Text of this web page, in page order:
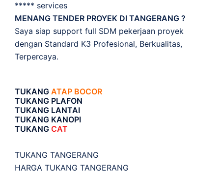
***** services
MENANG TENDER PROYEK DI TANGERANG ?
Saya siap support full SDM pekerjaan proyek
dengan Standard K3 Profesional, Berkualitas,
Terpercaya.
TUKANG ATAP BOCOR
TUKANG PLAFON
TUKANG LANTAI
TUKANG KANOPI
TUKANG CAT
TUKANG TANGERANG
HARGA TUKANG TANGERANG